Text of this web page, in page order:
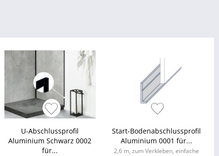
U-Abschlussprofil
Aluminium Schwarz 0002
für...
Start-Bodenabschlussprofil
Aluminium 0001 für...
2,6 m, zum Verkleben, einfache